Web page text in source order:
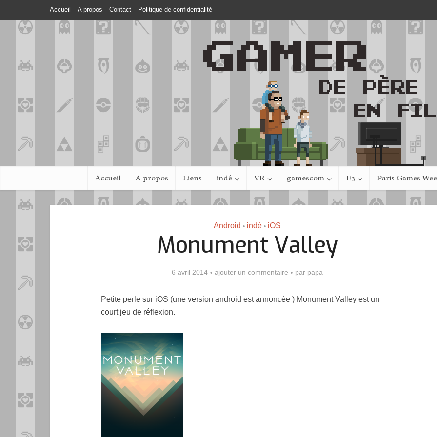
Accueil A propos Contact Politique de confidentialité
Accueil A propos Liens indé VR gamescom E3 Paris Games
Android • indé • iOS
Monument Valley
6 avril 2014 ajouter un commentaire par papa
Petite perle sur iOS (une version android est annoncée ) Monument Valley est un
court jeu de réflexion.